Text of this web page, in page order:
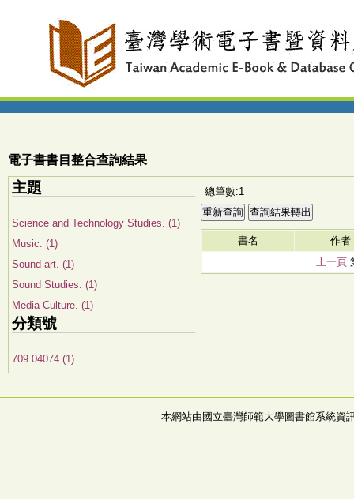
電子書書目整合查詢結果
主題
Science and Technology Studies. (1)
Music. (1)
Sound art. (1)
Sound Studies. (1)
Media Culture. (1)
分類號
709.04074 (1)
總筆數:1
書名
作者
上一頁
本網站由國立臺灣師範大學圖書館系統資